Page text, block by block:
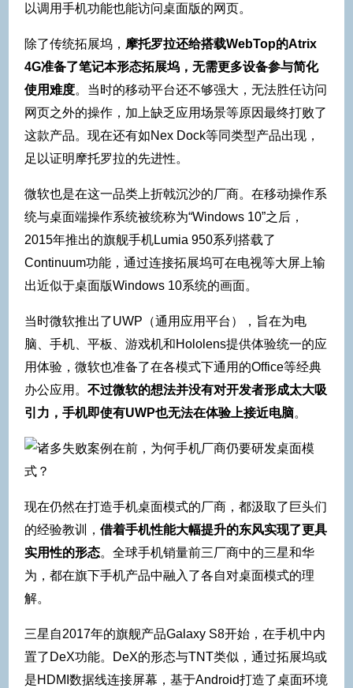
以调用手机功能也能访问桌面版的网页。
除了传统拓展坞， 摩托罗拉还给搭载WebTop的Atrix
4G准备了笔记本形态拓展坞，无需更多设备参与简化
使用难度。当时的移动平台还不够强大，无法胜任访问
网页之外的操作，加上缺乏应用场景等原因最终打败了
这款产品。现在还有如Nex Dock等同类型产品出现，
足以证明摩托罗拉的先进性。
微软也是在这一品类上折戟沉沙的厂商。在移动操作系
统与桌面端操作系统被统称为“Windows 10”之后，
2015年推出的旗舰手机Lumia 950系列搭载了
Continuum功能，通过连接拓展坞可在电视等大屏上输
出近似于桌面版Windows 10系统的画面。
当时微软推出了UWP（通用应用平台），旨在为电
脑、手机、平板、游戏机和Hololens提供体验统一的应
用体验，微软也准备了在各模式下通用的Office等经典
办公应用。 不过微软的想法并没有对开发者形成太大吸
引力，手机即使有UWP也无法在体验上接近电脑。
现在仍然在打造手机桌面模式的厂商，都汲取了巨头们
的经验教训， 借着手机性能大幅提升的东风实现了更具
实用性的形态。全球手机销量前三厂商中的三星和华
为，都在旗下手机产品中融入了各自对桌面模式的理
解。
三星自2017年的旗舰产品Galaxy S8开始，在手机中内
置了DeX功能。DeX的形态与TNT类似，通过拓展坞或
是HDMI数据线连接屏幕，基于Android打造了桌面环境